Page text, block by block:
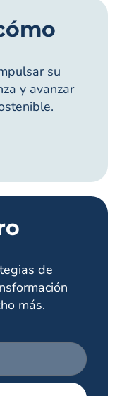
su
y avanzar
de
más.